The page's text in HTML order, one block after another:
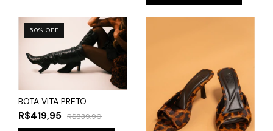
50% OFF
BOTA VITA PRETO
R$419,95 R$839,90